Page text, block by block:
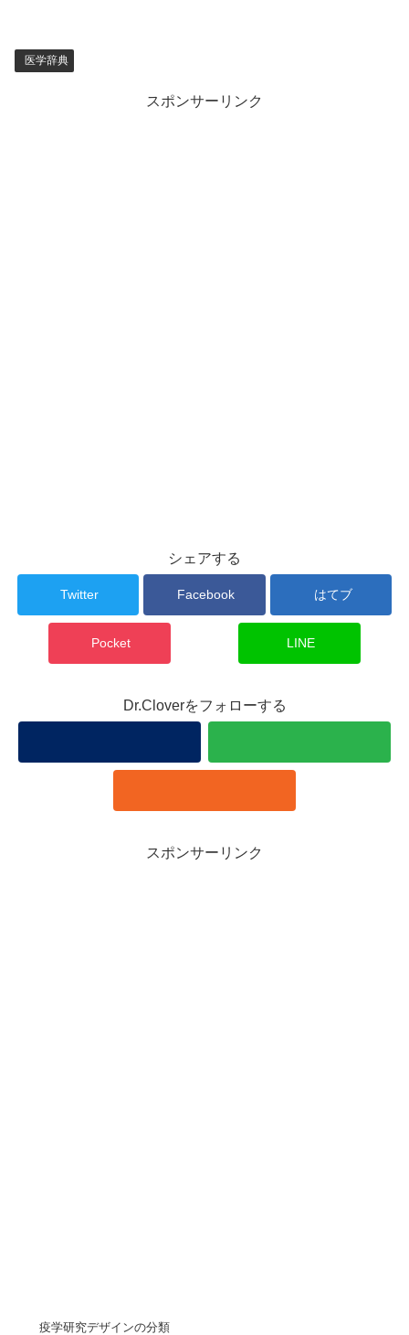
医学辞典
スポンサーリンク
シェアする
Twitter Facebook はてブ
Pocket LINE
Dr.Cloverをフォローする
スポンサーリンク
疫学研究デザインの分類